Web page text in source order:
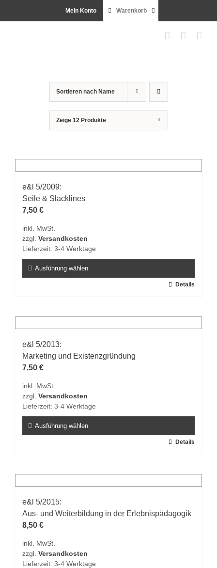
Mein Konto Warenkorb
Sortieren nach Name
Zeige 12 Produkte
e&l 5/2009:
Seile & Slacklines
7,50 €
inkl. MwSt.
zzgl. Versandkosten
Lieferzeit: 3-4 Werktage
Ausführung wählen
Varianten
auf.
Die
Optionen
auf
der
gewählt
werden
Details
e&l 5/2013:
Marketing und Existenzgründung
7,50 €
inkl. MwSt.
zzgl. Versandkosten
Lieferzeit: 3-4 Werktage
Ausführung wählen
Varianten
auf.
Die
Optionen
auf
der
Details
e&l 5/2015:
Aus- und Weiterbildung in der Erlebnispädagogik
8,50 €
inkl. MwSt.
zzgl. Versandkosten
Lieferzeit: 3-4 Werktage